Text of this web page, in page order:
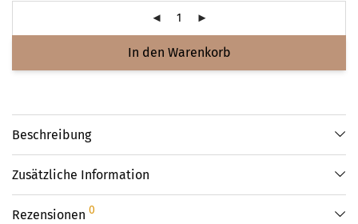
In den Warenkorb
Beschreibung
Zusätzliche Information
Rezensionen 0